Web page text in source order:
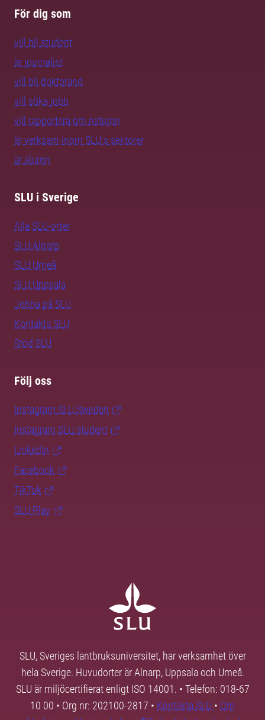
För dig som
vill bli student
är journalist
vill bli doktorand
vill söka jobb
vill rapportera om naturen
är verksam inom SLU:s sektorer
är alumn
SLU i Sverige
Alla SLU-orter
SLU Alnarp
SLU Umeå
SLU Uppsala
Jobba på SLU
Kontakta SLU
Stöd SLU
Följ oss
Instagram SLU.Sweden
Instagram SLU.student
LinkedIn
Facebook
TikTok
SLU Play
SLU, Sveriges lantbruksuniversitet, har verksamhet över
hela Sverige. Huvudorter är Alnarp, Uppsala och Umeå.
SLU är miljöcertifierat enligt ISO 14001. • Telefon: 018-67
10 00 • Org nr: 202100-2817 • Kontakta SLU • Om